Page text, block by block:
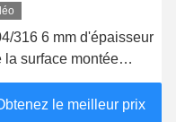
316 6 mm d'épaisseur
la surface montée
Système de
automatique
le meilleur prix